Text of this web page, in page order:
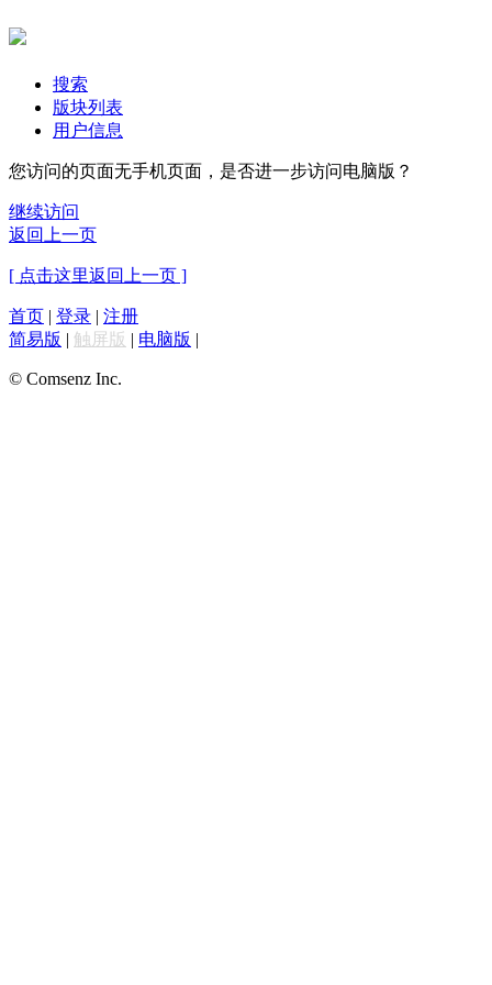
搜索
版块列表
用户信息
您访问的页面无手机页面，是否进一步访问电脑版？
继续访问
返回上一页
[ 点击这里返回上一页 ]
首页 | 登录 | 注册
简易版 | 触屏版 | 电脑版 |
© Comsenz Inc.